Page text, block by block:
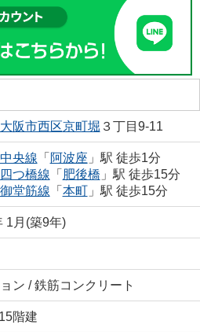
大阪市西区京町堀 ３丁目9-11
央線 「 阿波座 」駅 徒歩1分
つ橋線 「 肥後橋 」駅 徒歩15分
堂筋線 「 本町」駅 徒歩15分
1月(築9年)
ン / 鉄筋コンクリート
階建